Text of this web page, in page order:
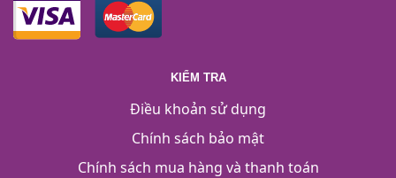
KIỂM TRA
Điều khoản sử dụng
Chính sách bảo mật
Chính sách mua hàng và thanh toán